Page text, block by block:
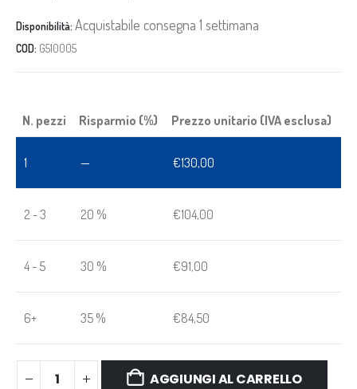
Disponibilità: Acquistabile consegna 1 settimana
COD: G510005
N. pezzi Risparmio (%) Prezzo unitario (IVA esclusa)
1 — €130,00
2 - 3 20 % €104,00
4 - 5 30 % €91,00
6+ 35 % €84,50
AGGIUNGI AL CARRELLO